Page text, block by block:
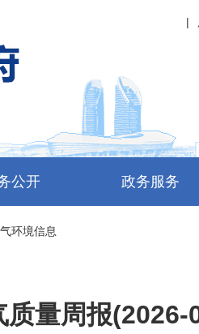
|
公开 政务服务
环境信息
质量周报